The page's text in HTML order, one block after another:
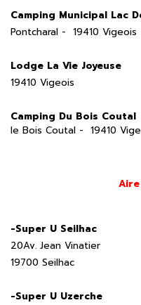
Camping Municipal Lac
Pontcharal - 19410 Vigeois
Lodge La Vie Joyeuse
19410 Vigeois
Camping Du Bois Coutal
le Bois Coutal - 19410
-Super U Seilhac
20Av. Jean Vinatier
19700 Seilhac
-Super U Uzerche